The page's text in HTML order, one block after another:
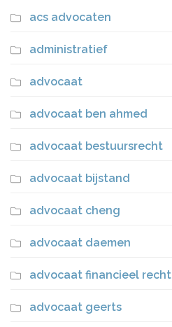
acs advocaten
administratief
advocaat
advocaat ben ahmed
advocaat bestuursrecht
advocaat bijstand
advocaat cheng
advocaat daemen
advocaat financieel recht
advocaat geerts